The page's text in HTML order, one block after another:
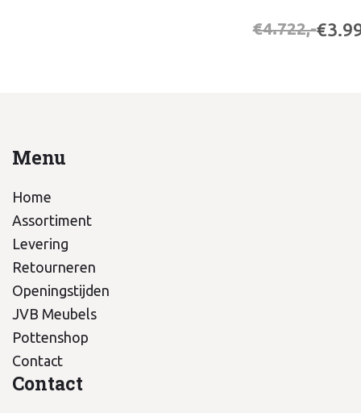
€4.722,-
Menu
Home
Assortiment
Levering
Retourneren
Openingstijden
JVB Meubels
Pottenshop
Contact
Contact